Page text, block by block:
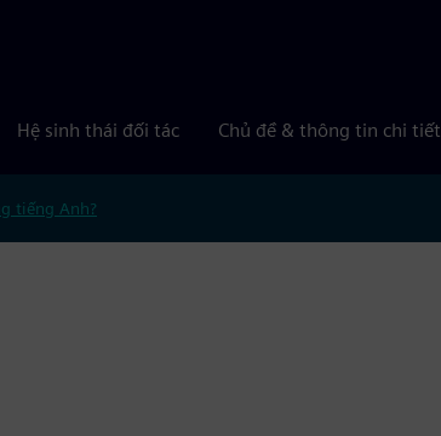
Hệ sinh thái đối tác Chủ đề & thông tin chi tiết
tiếng Anh?